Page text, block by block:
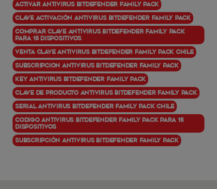
Activar Antivirus BitDefender Family Pack
Clave activación Antivirus BitDefender Family Pack
Comprar clave Antivirus BitDefender Family Pack
para 15 dispositivos
Venta clave Antivirus BitDefender Family Pack chile
Subscripcion Antivirus BitDefender Family Pack
Key Antivirus BitDefender Family Pack
Clave de producto Antivirus BitDefender Family Pack
Serial Antivirus BitDefender Family Pack Chile
Codigo Antivirus BitDefender Family Pack para 15
dispositivos
Subscripción Antivirus BitDefender Family Pack